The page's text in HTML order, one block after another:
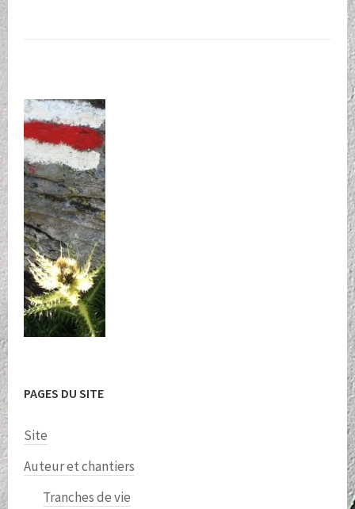
PAGES DU SITE
Site
Auteur et chantiers
Tranches de vie